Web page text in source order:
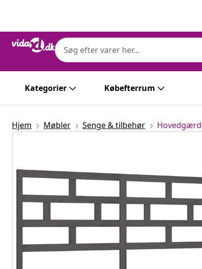
Kategorier Købefterrum
Hjem Møbler Senge & tilbehør